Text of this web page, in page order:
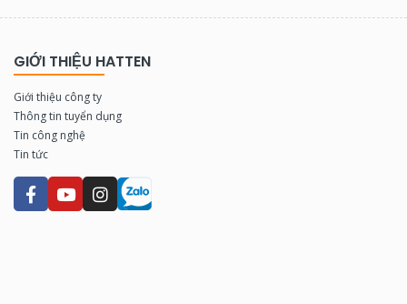
GIỚI THIỆU HATTEN
Giới thiệu công ty
Thông tin tuyển dụng
Tin công nghệ
Tin tức